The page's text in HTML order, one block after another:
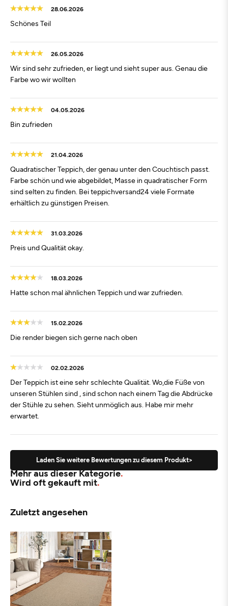
28.06.2026
Schönes Teil
26.05.2026
Wir sind sehr zufrieden, er liegt und sieht super aus. Genau die
Farbe wo wir wollten
04.05.2026
Bin zufrieden
21.04.2026
Quadratischer Teppich, der genau unter den Couchtisch passt.
Farbe schön und wie abgebildet, Masse in quadratischer Form
sind selten zu finden. Bei teppichversand24 viele Formate
erhältlich zu günstigen Preisen.
31.03.2026
Preis und Qualität okay.
18.03.2026
Hatte schon mal ähnlichen Teppich und war zufrieden.
15.02.2026
Die render biegen sich gerne nach oben
02.02.2026
Der Teppich ist eine sehr schlechte Qualität. Wo,die Füße von
unseren Stühlen sind , sind schon nach einem Tag die Abdrücke
der Stühle zu sehen. Sieht unmöglich aus. Habe mir mehr
erwartet.
Laden Sie weitere Bewertungen zu diesem Produkt>
Mehr aus dieser Kategorie
Wird oft gekauft mit
Zuletzt angesehen